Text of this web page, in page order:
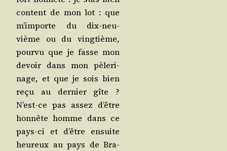
content de mon lot : que
m’im­porte du dix-neu­
vième ou du ving­tième,
pour­vu que je fasse mon
devoir dans mon pèle­ri­
nage, et que je sois bien
reçu au der­nier gîte ?
N’est-ce pas assez d’être
hon­nête homme dans ce
pays-ci et d’être ensuite
heu­reux au pays de Bra­